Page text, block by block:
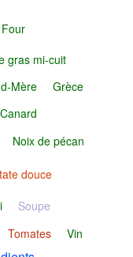
gras mi-cuit
Mère
Grèce
Noix de pécan
douce
Soupe
Tomates Vin